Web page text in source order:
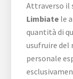
Attraverso il
Limbiate le
quantità di
usufruire
personale